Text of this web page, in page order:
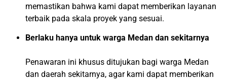
memastikan bahwa kami dapat memberikan layanan
terbaik pada skala proyek yang sesuai.
Berlaku hanya untuk warga Medan dan sekitarnya
Penawaran ini khusus ditujukan bagi warga Medan
dan daerah sekitarnya, agar kami dapat memberikan